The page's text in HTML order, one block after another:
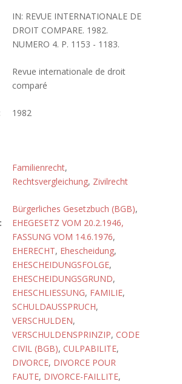
IN: REVUE INTERNATIONALE DE
DROIT COMPARE. 1982.
NUMERO 4. P. 1153 - 1183.
Revue internationale de droit
comparé
1982
Familienrecht,
Rechtsvergleichung, Zivilrecht
Bürgerliches Gesetzbuch (BGB),
EHEGESETZ VOM 20.2.1946,
FASSUNG VOM 14.6.1976,
EHERECHT, Ehescheidung,
EHESCHEIDUNGSFOLGE,
EHESCHEIDUNGSGRUND,
EHESCHLIESSUNG, FAMILIE,
SCHULDAUSSPRUCH,
VERSCHULDEN,
VERSCHULDENSPRINZIP, CODE
CIVIL (BGB), CULPABILITE,
DIVORCE, DIVORCE POUR
FAUTE, DIVORCE-FAILLITE,